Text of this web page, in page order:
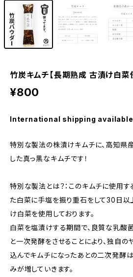
竹炭キムチ【長期熟成 古漬け白菜
¥800
International shipping available
特別な製法の株漬けキムチに、高知県
した真っ黒なキムチです！
特別な製法とは？：このキムチに使用
た白菜に手塩を振り重石をして30日以
け白菜を使用しております。
白菜を塩漬けする期間で、良質な乳酸
と一次発酵をさせることにより、独自の
込んでキムチになったあとの二次発酵
みが増していきます。